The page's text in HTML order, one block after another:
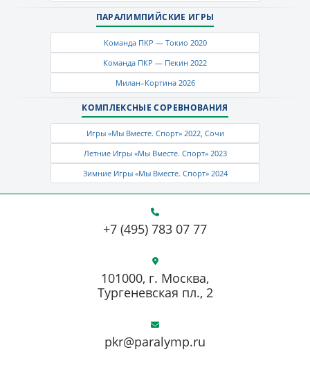
ПАРАЛИМПИЙСКИЕ ИГРЫ
Команда ПКР — Токио 2020
Команда ПКР — Пекин 2022
Милан–Кортина 2026
КОМПЛЕКСНЫЕ СОРЕВНОВАНИЯ
Игры «Мы Вместе. Спорт» 2022, Сочи
Летние Игры «Мы Вместе. Спорт» 2023
Зимние Игры «Мы Вместе. Спорт» 2024
+7 (495) 783 07 77
pkr@paralymp.ru
101000, г. Москва,
Тургеневская пл., 2